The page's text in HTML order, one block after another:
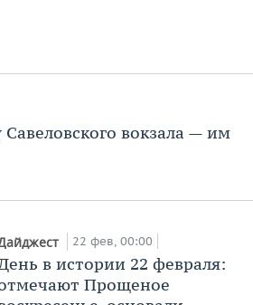
вокзала — им
22 фев, 00:00
в истории 22 февраля:
Прощеное